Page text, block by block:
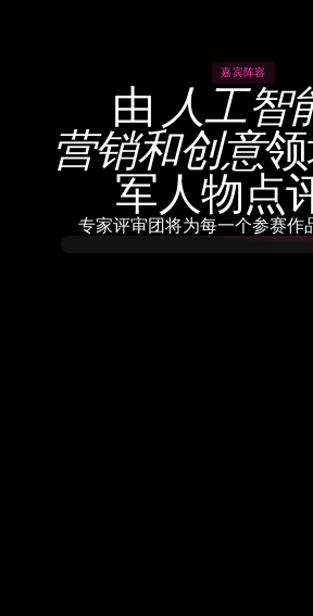
嘉宾阵容
由 人工智
营销和创意
军人物点
专家评审团将为每一个参赛作